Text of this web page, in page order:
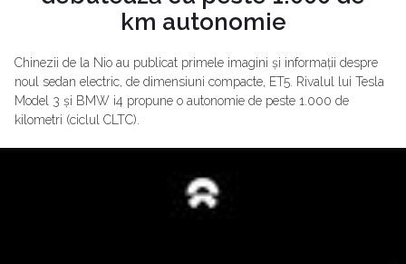
km autonomie
Chinezii de la Nio au publicat primele imagini și informații despre
noul sedan electric, de dimensiuni compacte, ET5. Rivalul lui Tesla
Model 3 și BMW i4 propune o autonomie de peste 1.000 de
kilometri (ciclul CLTC).